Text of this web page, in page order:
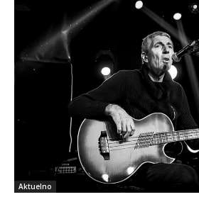
Aktuelno